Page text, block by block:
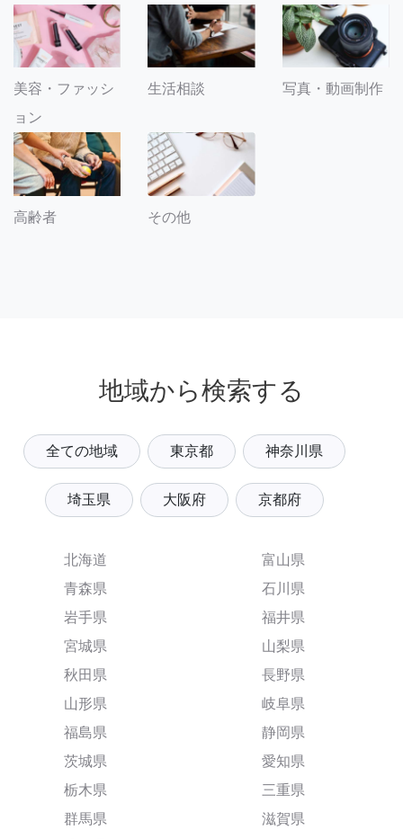
美容・ファッシ
ョン
生活相談 写真・動画制作
高齢者 その他
地域から検索する
全ての地域 東京都 神奈川県
埼玉県 大阪府 京都府
北海道
青森県
岩手県
宮城県
秋田県
山形県
福島県
茨城県
栃木県
群馬県
富山県
石川県
福井県
山梨県
長野県
岐阜県
静岡県
愛知県
三重県
滋賀県